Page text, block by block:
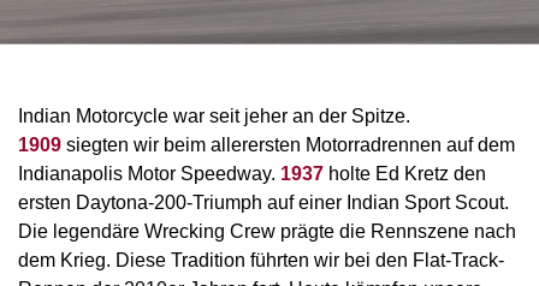
Indian Motorcycle war seit jeher an der Spitze.
1909 siegten wir beim allerersten Motorradrennen auf dem
Indianapolis Motor Speedway. 1937 holte Ed Kretz den
ersten Daytona-200-Triumph auf einer Indian Sport Scout.
Die legendäre Wrecking Crew prägte die Rennszene nach
dem Krieg. Diese Tradition führten wir bei den Flat-Track-